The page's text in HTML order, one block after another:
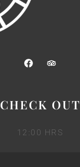
CHECK OUT
12:00 HRS